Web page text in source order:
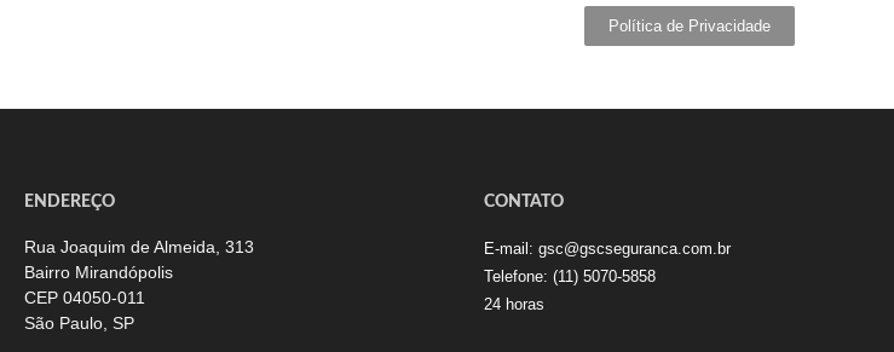
Política de Privacidade
ENDEREÇO
Rua Joaquim de Almeida, 313
Bairro Mirandópolis
CEP 04050-011
São Paulo, SP
CONTATO
E-mail: gsc@gscseguranca.com.br
Telefone: (11) 5070-5858
24 horas